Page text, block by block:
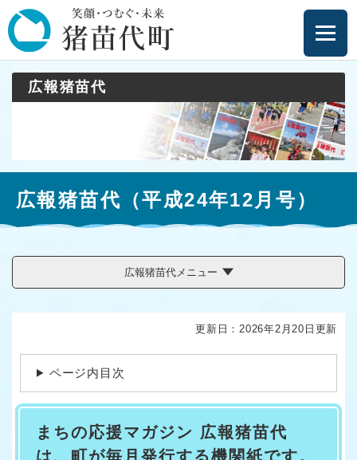
ー
ジ
の
メニューを飛ばして本文へ
広報猪苗代
広報猪苗代（平成24年12月号）
広報猪苗代メニュー
更新日：2026年2月20日更新
ページ内目次
まちの応援マガジン 広報猪苗代
は、町が毎月発行する機関紙です。